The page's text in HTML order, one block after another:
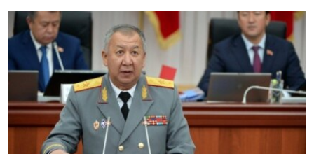
ДАНИСТЕ
ЭЖЕ-СИҢДИЛЕР
АЗАТТЫК+
ЫҢГАЙСЫЗ СУРООЛОР
ОНЛАЙН ШЕРИНЕ
ЭЕ/АРнун бардык сайттары